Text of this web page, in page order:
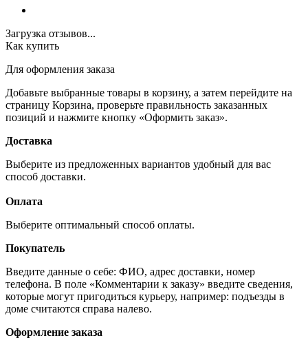
Загрузка отзывов...
Как купить
Для оформления заказа
Добавьте выбранные товары в корзину, а затем перейдите на
страницу Корзина, проверьте правильность заказанных
позиций и нажмите кнопку «Оформить заказ».
Доставка
Выберите из предложенных вариантов удобный для вас
способ доставки.
Оплата
Выберите оптимальный способ оплаты.
Покупатель
Введите данные о себе: ФИО, адрес доставки, номер
телефона. В поле «Комментарии к заказу» введите сведения,
которые могут пригодиться курьеру, например: подъезды в
доме считаются справа налево.
Оформление заказа